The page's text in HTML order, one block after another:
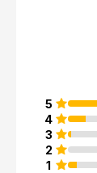
5
4
3
2
1